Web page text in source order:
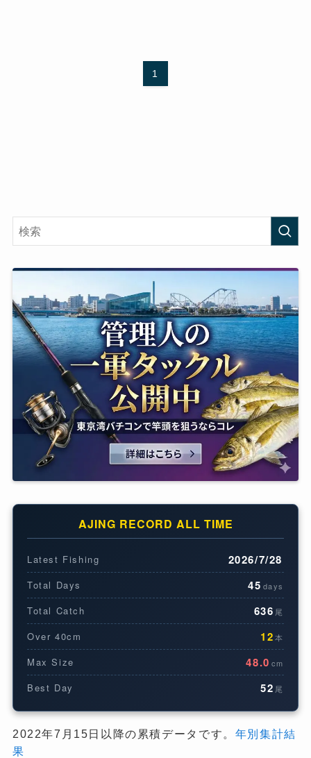
1
AJING RECORD ALL TIME
Latest Fishing 2026/7/28
Total Days 45 days
Total Catch 636 尾
Over 40cm 12 本
Max Size 48.0 cm
Best Day 52 尾
2022年7月15日以降の累積データです。 年別集計結
果